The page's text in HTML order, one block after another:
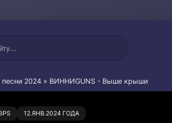
песни 2024 » ВИННИGUNS - Выше крыши
12.ЯНВ.2024 ГОДА
0